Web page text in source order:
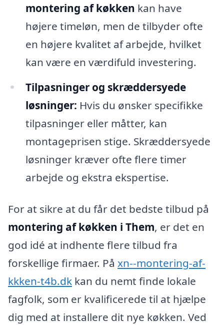
montering af køkken kan have
højere timeløn, men de tilbyder ofte
en højere kvalitet af arbejde, hvilket
kan være en værdifuld investering.
Tilpasninger og skræddersyede
løsninger: Hvis du ønsker specifikke
tilpasninger eller måtter, kan
montageprisen stige. Skræddersyede
løsninger kræver ofte flere timer
arbejde og ekstra ekspertise.
For at sikre at du får det bedste tilbud på
montering af køkken i Them, er det en
god idé at indhente flere tilbud fra
forskellige firmaer. På xn--montering-af-
kkken-t4b.dk kan du nemt finde lokale
fagfolk, som er kvalificerede til at hjælpe
dig med at installere dit nye køkken. Ved